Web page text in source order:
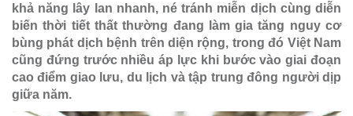
khả năng lây lan nhanh, né tránh miễn dịch cùng diễn
biến thời tiết thất thường đang làm gia tăng nguy cơ
bùng phát dịch bệnh trên diện rộng, trong đó Việt Nam
cũng đứng trước nhiều áp lực khi bước vào giai đoạn
cao điểm giao lưu, du lịch và tập trung đông người dịp
giữa năm.